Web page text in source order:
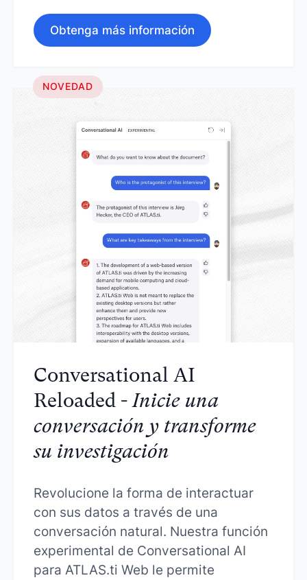
Obtenga más información
NOVEDAD
Conversational AI
Reloaded - Inicie una
conversación y transforme
su investigación
Revolucione la forma de interactuar
con sus datos a través de una
conversación natural. Nuestra función
experimental de Conversational AI
para ATLAS.ti Web le permite